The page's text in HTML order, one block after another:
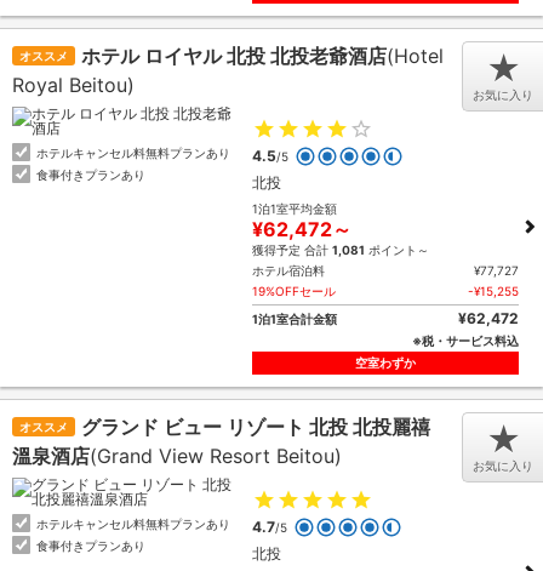
オススメ ホテル ロイヤル 北投 北投老爺酒店(Hotel
Royal Beitou)
ホテルキャンセル料無料プランあり
食事付きプランあり
4.5/5
北投
1泊1室平均金額
¥62,472～
獲得予定 合計 1,081 ポイント～
ホテル宿泊料
¥77,727
19%OFFセール
-¥15,255
1泊1室合計金額
¥62,472
※税・サービス料込
空室わずか
★
お気に入り
オススメ
グランド ビュー リゾート 北投 北投麗禧
溫泉酒店(Grand View Resort Beitou)
ホテルキャンセル料無料プランあり
食事付きプランあり
4.7/5
北投
★
お気に入り